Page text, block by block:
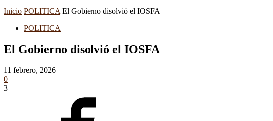
Inicio POLITICA El Gobierno disolvió el IOSFA
POLITICA
El Gobierno disolvió el IOSFA
11 febrero, 2026
0
3